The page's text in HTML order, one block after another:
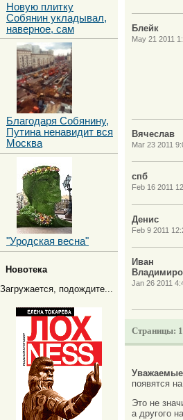
Блейк
May 21 2011
Вячеслав
Mar 23 2011
спб
Feb 16 2011
Денис
Feb 9 2011
Иван
Jan 26 2011
Страницы:
появятся
Это не
а другого
Новую плитку
Собянин укладывал,
наверное, сам
Благодаря Собянину,
Путина ненавидит вся
Москва
"Уродская весна"
Новотека
Загружается, подождите...